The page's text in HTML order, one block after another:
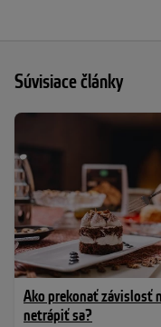
Súvisiace články
Ako prekonať závislosť
netrápiť sa?